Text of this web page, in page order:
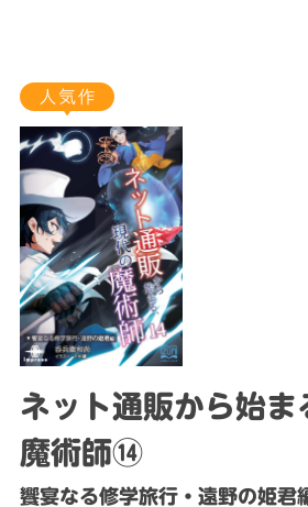
ネット通販から始ま
魔術師⑭
饗宴なる修学旅行・遠野の姫君